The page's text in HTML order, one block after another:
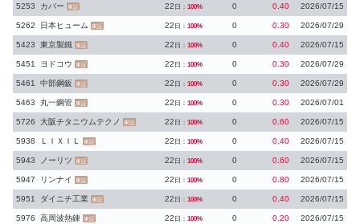
5253 カバー 東証 22 日： 100% 0 0.40 2026/07/15
5262 日本ヒューム 東証 22 日： 100% 0 0.30 2026/07/29
5423 東京製鐵 東証 22 日： 100% 0 0.40 2026/07/15
5451 ヨドコウ 東証 22 日： 100% 0 0.30 2026/07/29
5461 中部鋼鈑 東証 22 日： 100% 0 0.30 2026/07/29
5463 丸一鋼管 東証 22 日： 100% 0 0.30 2026/07/01
5726 大阪チタニウムテクノ 東証 22 日： 100% 0 0.60 2026/07/15
5938 ＬＩＸＩＬ 東証 22 日： 100% 0 0.40 2026/07/15
5943 ノーリツ 東証 22 日： 100% 0 0.60 2026/07/15
5947 リンナイ 東証 22 日： 100% 0 0.80 2026/07/15
5951 ダイニチ工業 東証 22 日： 100% 0 0.40 2026/07/15
5976 高周波熱錬 東証 22 日： 100% 0 0.20 2026/07/15